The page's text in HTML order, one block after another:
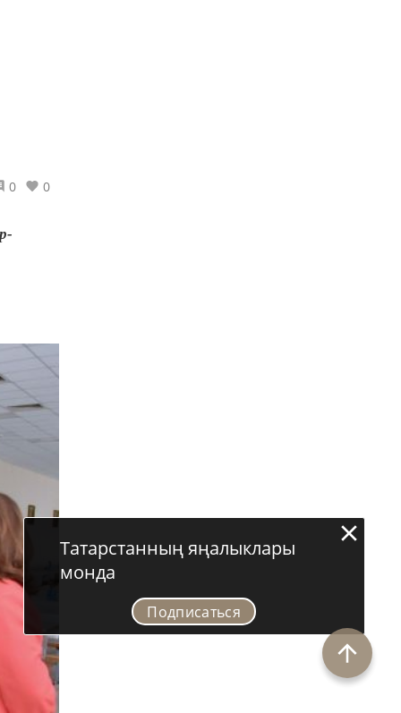
0 0
Татарстанның яңалыклары
монда
Подписаться